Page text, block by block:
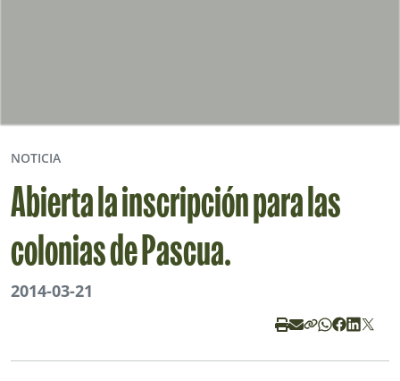
NOTICIA
Abierta la inscripción para las
colonias de Pascua.
2014-03-21